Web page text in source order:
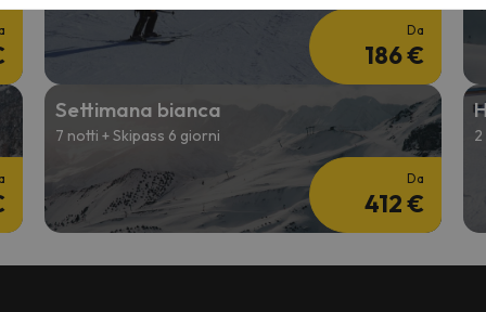
Da
186 €
Settimana bianca
7 notti + Skipass 6 giorni
Da
412 €